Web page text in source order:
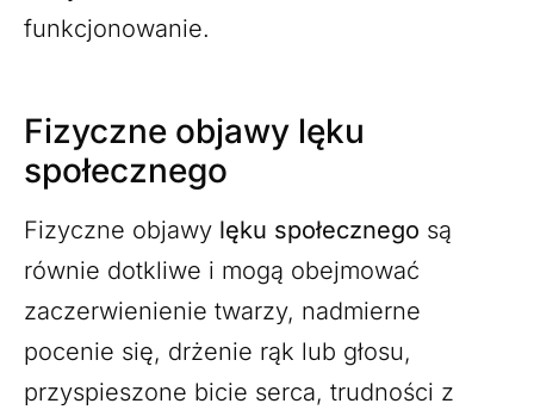
funkcjonowanie.
Fizyczne objawy lęku
społecznego
Fizyczne objawy lęku społecznego są
równie dotkliwe i mogą obejmować
zaczerwienienie twarzy, nadmierne
pocenie się, drżenie rąk lub głosu,
przyspieszone bicie serca, trudności z